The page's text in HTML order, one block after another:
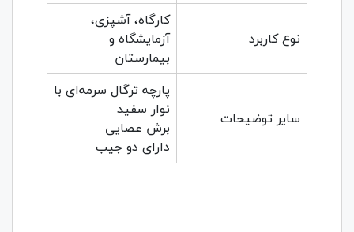
نوع کاربرد
کارگاه، آشپزی،
آزمایشگاه و
بیمارستان
سایر توضیحات
پارچه ترگال سرمه‌ای با
نوار سفید
برش عصایی
دارای دو جیب